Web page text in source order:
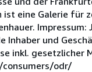
eine Galerie für
Impressum:
Inhaber und
inkl. gesetzlicher
consumers/odr/